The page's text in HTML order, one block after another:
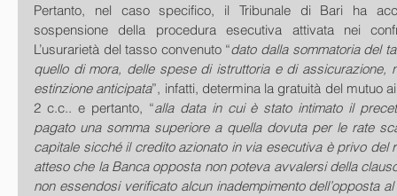
Pertanto, nel caso specifico, il Tribunale di Bari ha
sospensione della procedura esecutiva attivata nei
L’usurarietà del tasso convenuto “dato dalla sommatoria del
quello di mora, delle spese di istruttoria e di assicurazione,
estinzione anticipata”, infatti, determina la gratuità del mutuo
2 c.c.. e pertanto, “alla data in cui è stato intimato il
pagato una somma superiore a quella dovuta per le rate
capitale sicché il credito azionato in via esecutiva è privo del
atteso che la Banca opposta non poteva avvalersi della
non essendosi verificato alcun inadempimento dell’opposta